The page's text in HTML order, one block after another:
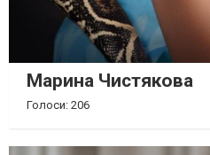
Марина Чистякова
Голоси: 206